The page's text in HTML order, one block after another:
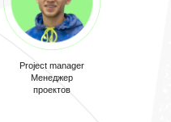
Developer
Разработчик
Project manager
Менеджер
проектов